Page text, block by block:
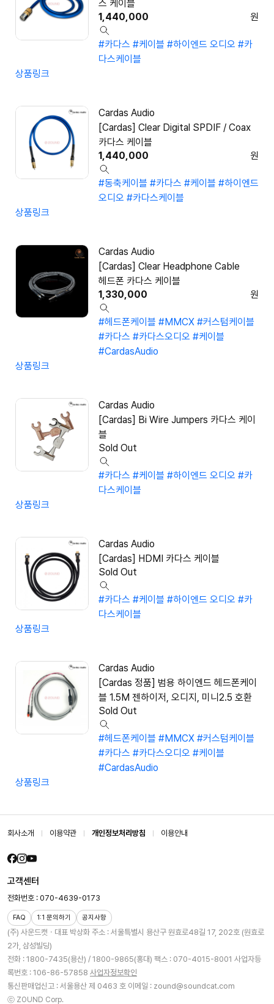
스 케이블
1,440,000
원
#카다스 #케이블 #하이엔드 오디오 #카
다스케이블
상품링크
Cardas Audio
[Cardas] Clear Digital SPDIF / Coax
카다스 케이블
1,440,000
원
#동축케이블 #카다스 #케이블 #하이엔드
오디오 #카다스케이블
상품링크
Cardas Audio
[Cardas] Clear Headphone Cable
헤드폰 카다스 케이블
1,330,000
원
#헤드폰케이블 #MMCX #커스텀케이블
#카다스 #카다스오디오 #케이블
#CardasAudio
상품링크
Cardas Audio
[Cardas] Bi Wire Jumpers 카다스 케이
블
Sold Out
#카다스 #케이블 #하이엔드 오디오 #카
다스케이블
상품링크
Cardas Audio
[Cardas] HDMI 카다스 케이블
Sold Out
#카다스 #케이블 #하이엔드 오디오 #카
다스케이블
상품링크
Cardas Audio
[Cardas 정품] 범용 하이엔드 헤드폰케이
블 1.5M 젠하이저, 오디지, 미니2.5 호환
Sold Out
#헤드폰케이블 #MMCX #커스텀케이블
#카다스 #카다스오디오 #케이블
#CardasAudio
상품링크
회사소개 이용약관 개인정보처리방침 이용안내
(주) 사운드캣ㆍ대표 박상화 주소 : 서울특별시 용산구 원효로48길 17, 202호 (원효로
2가, 삼성빌딩)
전화 : 1800-7435(용산) / 1800-9865(홍대) 팩스 : 070-4015-8001 사업자등
록번호 : 106-86-57858 사업자정보확인
통신판매업신고 : 서울용산 제 0463 호 이메일 : zound@soundcat.com
ⓒ ZOUND Corp.
고객센터
전화번호 : 070-4639-0173
FAQ 1:1 문의하기 공지사항